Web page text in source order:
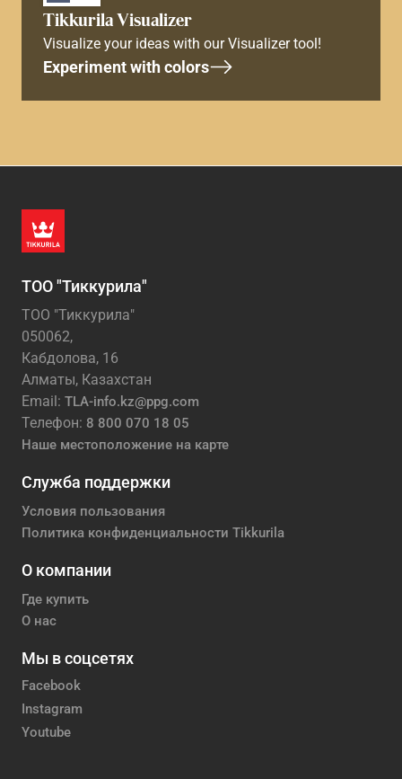
Tikkurila Visualizer
Visualize your ideas with our Visualizer tool!
Experiment with colors
ТОО "Тиккурила"
ТОО "Тиккурила"
050062,
Кабдолова, 16
Алматы, Казахстан
Email: TLA-info.kz@ppg.com
Телефон: 8 800 070 18 05
Наше местоположение на карте
Служба поддержки
Условия пользования
Политика конфиденциальности Tikkurila
О компании
Где купить
О нас
Мы в соцсетях
Facebook
Instagram
Youtube